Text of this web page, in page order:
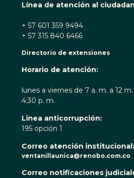
Línea de atención al
+ 57 601 359 9494
+ 57 315 840 6466
Directorio de extensiones
Horario de atención:
lunes a viernes de 7 a. m. a 12
4:30 p. m.
Linea anticorrupción:
195 opción 1
Correo atención institucional:
ventanillaunica@renobo.com.co
Correo notificaciones